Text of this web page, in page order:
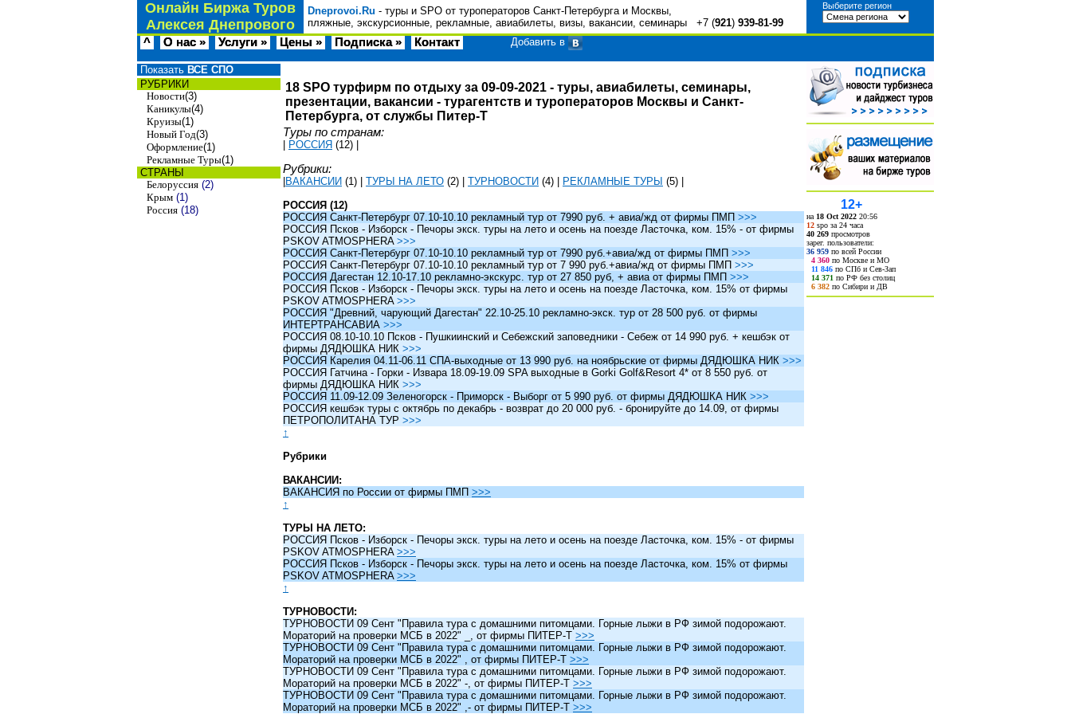
Онлайн Биржа Туров
Алексея Днепрового
Dneprovoi.Ru - туры и SPO от туроператоров Санкт-Петербурга и Москвы,
пляжные, экскурсионные, рекламные, авиабилеты, визы, вакансии, семинары +7 (921) 939-81-99
Выберите регион
^ О нас » Услуги » Цены » Подписка » Контакт Добавить в
Показать ВСЕ СПО
РУБРИКИ
Новости(3)
Каникулы(4)
Круизы(1)
Новый Год(3)
Оформление(1)
Рекламные Туры(1)
СТРАНЫ
Белоруссия (2)
Крым (1)
Россия (18)
18 SPO турфирм по отдыху за 09-09-2021 - туры, авиабилеты, семинары,
презентации, вакансии - турагентств и туроператоров Москвы и Санкт-
Петербурга, от службы Питер-Т
Туры по странам:
РОССИЯ (12)
Рубрики:
ВАКАНСИИ (1) ТУРЫ НА ЛЕТО (2) ТУРНОВОСТИ (4) РЕКЛАМНЫЕ ТУРЫ (5)
РОССИЯ (12)
РОССИЯ Санкт-Петербург 07.10-10.10 рекламный тур от 7990 руб. + авиа/жд от фирмы ПМП >>>
РОССИЯ Псков - Изборск - Печоры экск. туры на лето и осень на поезде Ласточка, ком. 15% - от фирмы
PSKOV ATMOSPHERA >>>
РОССИЯ Санкт-Петербург 07.10-10.10 рекламный тур от 7990 руб.+авиа/жд от фирмы ПМП >>>
РОССИЯ Санкт-Петербург 07.10-10.10 рекламный тур от 7 990 руб.+авиа/жд от фирмы ПМП >>>
РОССИЯ Дагестан 12.10-17.10 рекламно-экскурс. тур от 27 850 руб, + авиа от фирмы ПМП >>>
РОССИЯ Псков - Изборск - Печоры экск. туры на лето и осень на поезде Ласточка, ком. 15% от фирмы
PSKOV ATMOSPHERA >>>
РОССИЯ "Древний, чарующий Дагестан" 22.10-25.10 рекламно-экск. тур от 28 500 руб. от фирмы
ИНТЕРТРАНСАВИА >>>
РОССИЯ 08.10-10.10 Псков - Пушкиинский и Себежский заповедники - Себеж от 14 990 руб. + кешбэк от
фирмы ДЯДЮШКА НИК >>>
РОССИЯ Карелия 04.11-06.11 СПА-выходные от 13 990 руб. на ноябрьские от фирмы ДЯДЮШКА НИК >>>
РОССИЯ Гатчина - Горки - Извара 18.09-19.09 SPA выходные в Gorki Golf&Resort 4* от 8 550 руб. от
фирмы ДЯДЮШКА НИК >>>
РОССИЯ 11.09-12.09 Зеленогорск - Приморск - Выборг от 5 990 руб. от фирмы ДЯДЮШКА НИК >>>
РОССИЯ кешбэк туры c октябрь по декабрь - возврат до 20 000 руб. - бронируйте до 14.09, от фирмы
ПЕТРОПОЛИТАНА ТУР >>>
↑
Рубрики
ВАКАНСИИ:
ВАКАНСИЯ по России от фирмы ПМП >>>
↑
ТУРЫ НА ЛЕТО:
РОССИЯ Псков - Изборск - Печоры экск. туры на лето и осень на поезде Ласточка, ком. 15% - от фирмы
PSKOV ATMOSPHERA >>>
РОССИЯ Псков - Изборск - Печоры экск. туры на лето и осень на поезде Ласточка, ком. 15% от фирмы
PSKOV ATMOSPHERA >>>
↑
ТУРНОВОСТИ:
ТУРНОВОСТИ 09 Сент "Правила тура с домашними питомцами. Горные лыжи в РФ зимой подорожают.
Мораторий на проверки МСБ в 2022" _, от фирмы ПИТЕР-Т >>>
ТУРНОВОСТИ 09 Сент "Правила тура с домашними питомцами. Горные лыжи в РФ зимой подорожают.
Мораторий на проверки МСБ в 2022" , от фирмы ПИТЕР-Т >>>
ТУРНОВОСТИ 09 Сент "Правила тура с домашними питомцами. Горные лыжи в РФ зимой подорожают.
Мораторий на проверки МСБ в 2022" -, от фирмы ПИТЕР-Т >>>
ТУРНОВОСТИ 09 Сент "Правила тура с домашними питомцами. Горные лыжи в РФ зимой подорожают.
Мораторий на проверки МСБ в 2022" ,- от фирмы ПИТЕР-Т >>>
12+
на 18 Oct 2022 20:56
12 spo за 24 часа
40 269 просмотров
зарег. пользователи:
36 959 по всей России
4 360 по Москве и МО
11 846 по СПб и Сев-Зап
14 371 по РФ без столиц
6 382 по Сибири и ДВ